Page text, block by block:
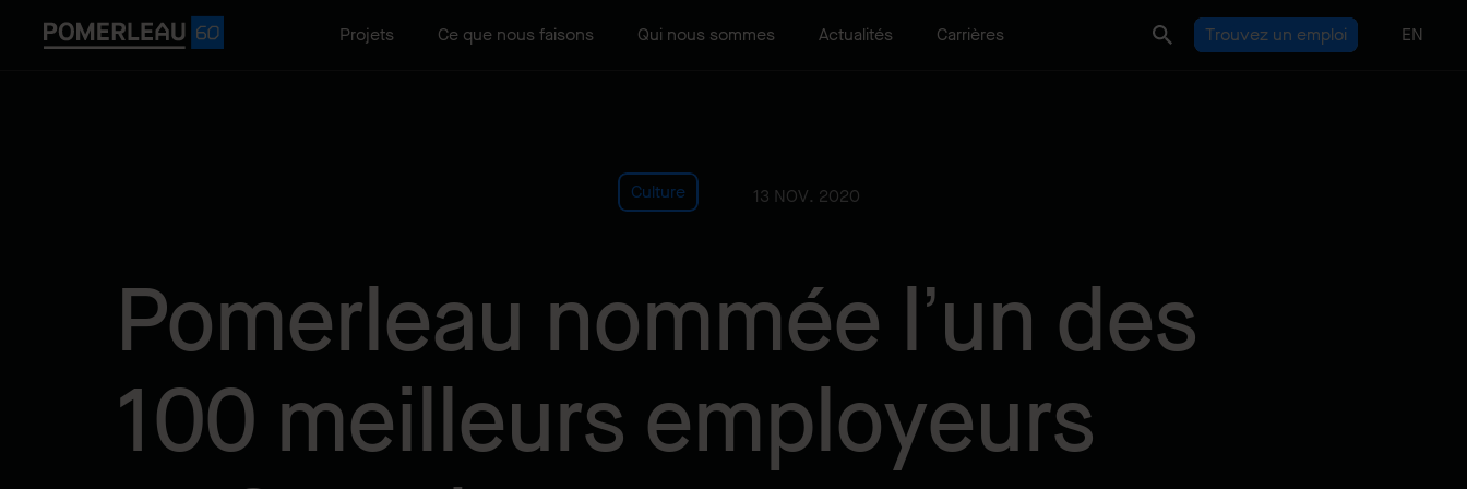
Projets Ce que nous faisons Qui nous sommes Actualités Carrières Trouvez un emploi EN
Culture 13 NOV. 2020
Pomerleau nommée l’un des
100 meilleurs employeurs